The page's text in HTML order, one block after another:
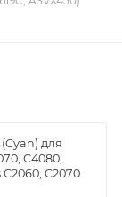
для
С4080,
C2060, C2070